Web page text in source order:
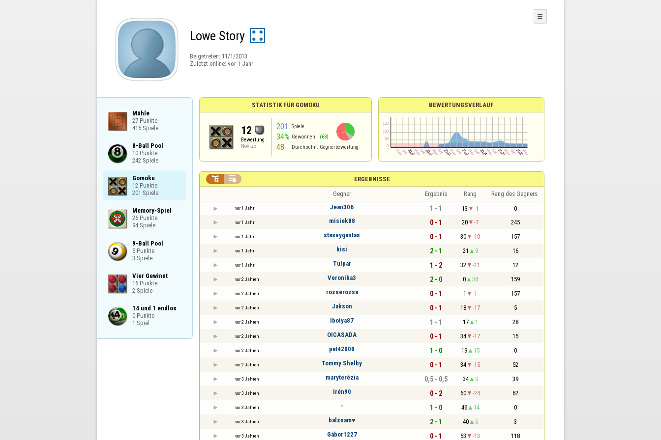
Lowe Story
Beigetreten: 11/1/2013
Zuletzt online: vor 1 Jahr
☰
Mühle
27 Punkte
415 Spiele
8-Ball Pool
10 Punkte
242 Spiele
Gomoku
12 Punkte
201 Spiele
Memory-Spiel
26 Punkte
94 Spiele
9-Ball Pool
5 Punkte
3 Spiele
Vier Gewinnt
16 Punkte
2 Spiele
14 und 1 endlos
0 Punkte
1 Spiel
STATISTIK FÜR GOMOKU
12
Bewertung
Novize
201 Spiele
34% Gewonnen (68)
48 Durchschn. Gegnerbewertung
BEWERTUNGSVERLAUF
ERGEBNISSE
 
Gegner Ergebnis Rang Rang des Gegners
vor 1 Jahr Jean306 1 - 1 13 -1 0
vor 1 Jahr misiek88 0 - 1 20 -7 245
vor 1 Jahr stasvygantas 0 - 1 30 -10 157
vor 1 Jahr kisi 2 - 1 21 9 16
vor 1 Jahr Tulpar 1 - 2 32 -11 12
vor 2 Jahren Veronika3 2 - 0 0 34 159
vor 2 Jahren rozserozsa 0 - 1 1 -1 157
vor 2 Jahren Jakson 0 - 1 18 -17 5
vor 2 Jahren Ibolya87 1 - 1 17 1 28
vor 2 Jahren OICASADA 0 - 1 34 -17 15
vor 2 Jahren pat42000 1 - 0 19 15 0
vor 2 Jahren Tommy Shelby 0 - 1 34 -15 52
vor 3 Jahren maryterézia 0,5 - 0,5 34 0 39
vor 3 Jahren Irén90 0 - 2 60 -24 62
vor 3 Jahren - 1 - 0 46 14 0
vor 3 Jahren balzsam♥ 2 - 1 40 6 3
vor 3 Jahren Gábor1227 0 - 1 53 -13 118